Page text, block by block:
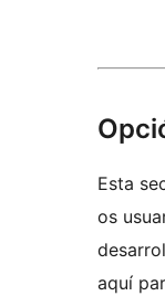
Esta
os
aquí